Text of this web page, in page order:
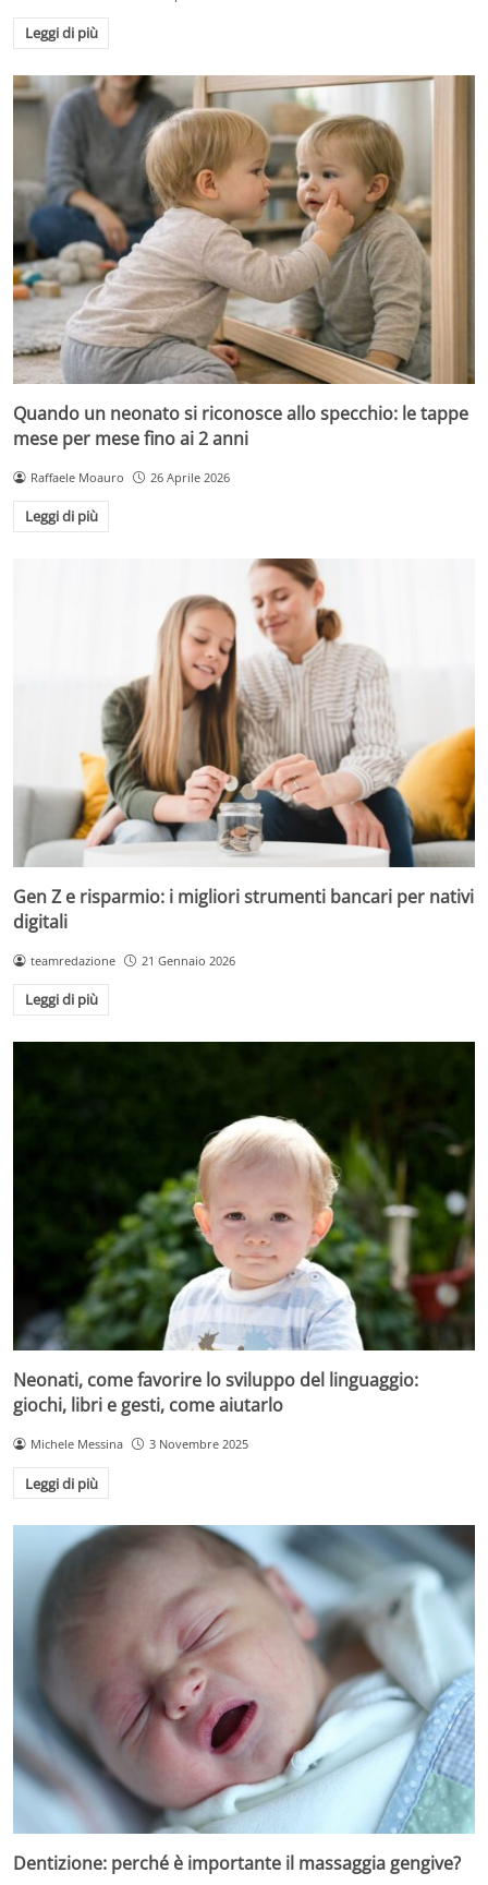
Leggi di più
Quando un neonato si riconosce allo specchio: le tappe
mese per mese fino ai 2 anni
Raffaele Moauro 26 Aprile 2026
Leggi di più
Gen Z e risparmio: i migliori strumenti bancari per nativi
digitali
teamredazione 21 Gennaio 2026
Leggi di più
Neonati, come favorire lo sviluppo del linguaggio:
giochi, libri e gesti, come aiutarlo
Michele Messina 3 Novembre 2025
Leggi di più
Dentizione: perché è importante il massaggia gengive?